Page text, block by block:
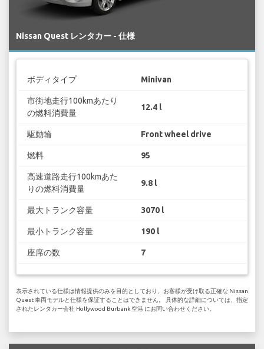
Nissan Quest レンタカー - 仕様
ボディタイプ Minivan
市街地走行100kmあたり
の燃料消費量
12.4 l
駆動輪 Front wheel drive
燃料 95
高速道路走行100kmあた
りの燃料消費量
9.8 l
最大トランク容量 3070 l
最小トランク容量 190 l
座席の数 7
表示されている仕様は情報提供のみを目的としており、お客様が受け取る正確な Nissan
Quest 車両モデルと仕様を保証することはできません。 具体的な詳細については、指定
されたレンタカー会社 Hollywood Burbank 空港 にお問い合わせください。